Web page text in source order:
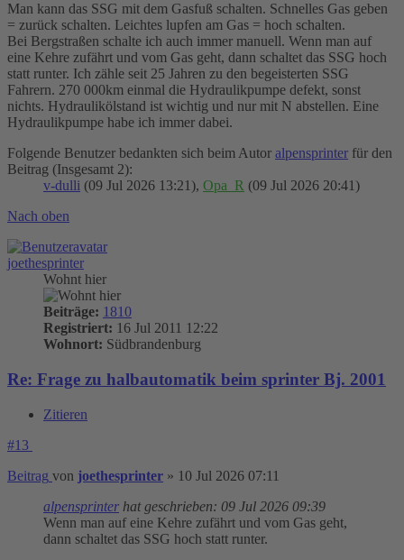
Man kann das SSG mit dem Gasfuß schalten. Schnelles Gas geben
= zurück schalten. Leichtes lupfen am Gas = hoch schalten.
Bei Bergstraßen schalte ich auch immer manuell. Wenn man auf
eine Kehre zufährt und vom Gas geht, dann schaltet das SSG hoch
statt runter. Ich zähle seit 25 Jahren zu den begeisterten SSG
Fahrern. 270 000km einmal die Hydraulikpumpe defekt, sonst
nichts. Hydraulikölstand ist wichtig und nur mit N abstellen. Eine
Hydraulikpumpe habe ich immer dabei.
Folgende Benutzer bedankten sich beim Autor alpensprinter für den
Beitrag (Insgesamt 2):
v-dulli (09 Jul 2026 13:21), Opa_R (09 Jul 2026 20:41)
Nach oben
joethesprinter
Wohnt hier
Beiträge: 1810
Registriert: 16 Jul 2011 12:22
Wohnort: Südbrandenburg
Re: Frage zu halbautomatik beim sprinter Bj. 2001
Zitieren
#13
Beitrag von joethesprinter » 10 Jul 2026 07:11
alpensprinter hat geschrieben: 09 Jul 2026 09:39
Wenn man auf eine Kehre zufährt und vom Gas geht,
dann schaltet das SSG hoch statt runter.